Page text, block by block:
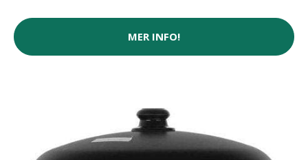
MER INFO!